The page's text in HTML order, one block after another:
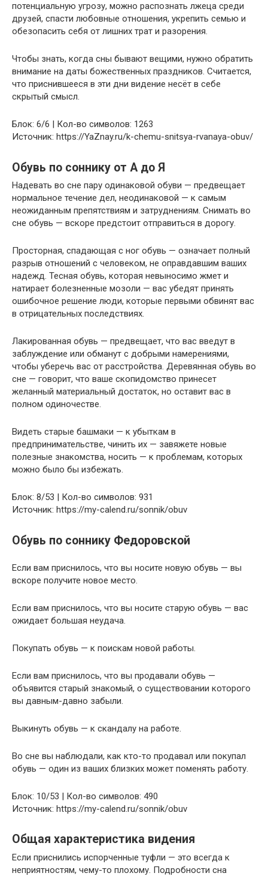
потенциальную угрозу, можно распознать лжеца среди
друзей, спасти любовные отношения, укрепить семью и
обезопасить себя от лишних трат и разорения.
Чтобы знать, когда сны бывают вещими, нужно обратить
внимание на даты божественных праздников. Считается,
что приснившееся в эти дни видение несёт в себе
скрытый смысл.
Блок: 6/6 | Кол-во символов: 1263
Источник: https://YaZnay.ru/k-chemu-snitsya-rvanaya-obuv/
Обувь по соннику от А до Я
Надевать во сне пару одинаковой обуви — предвещает
нормальное течение дел, неодинаковой — к самым
неожиданным препятствиям и затруднениям. Снимать во
сне обувь — вскоре предстоит отправиться в дорогу.
Просторная, спадающая с ног обувь — означает полный
разрыв отношений с человеком, не оправдавшим ваших
надежд. Тесная обувь, которая невыносимо жмет и
натирает болезненные мозоли — вас убедят принять
ошибочное решение люди, которые первыми обвинят вас
в отрицательных последствиях.
Лакированная обувь — предвещает, что вас введут в
заблуждение или обманут с добрыми намерениями,
чтобы уберечь вас от расстройства. Деревянная обувь во
сне — говорит, что ваше скопидомство принесет
желанный материальный достаток, но оставит вас в
полном одиночестве.
Видеть старые башмаки — к убыткам в
предпринимательстве, чинить их — завяжете новые
полезные знакомства, носить — к проблемам, которых
можно было бы избежать.
Блок: 8/53 | Кол-во символов: 931
Источник: https://my-calend.ru/sonnik/obuv
Обувь по соннику Федоровской
Если вам приснилось, что вы носите новую обувь — вы
вскоре получите новое место.
Если вам приснилось, что вы носите старую обувь — вас
ожидает большая неудача.
Покупать обувь — к поискам новой работы.
Если вам приснилось, что вы продавали обувь —
объявится старый знакомый, о существовании которого
вы давным-давно забыли.
Выкинуть обувь — к скандалу на работе.
Во сне вы наблюдали, как кто-то продавал или покупал
обувь — один из ваших близких может поменять работу.
Блок: 10/53 | Кол-во символов: 490
Источник: https://my-calend.ru/sonnik/obuv
Общая характеристика видения
Если приснились испорченные туфли — это всегда к
неприятностям, чему-то плохому. Подробности сна